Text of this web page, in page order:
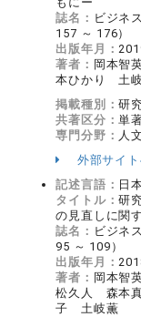
誌名： ビジネ
157 ～ 176）
出版年月：
著者： 岡本
本ひかり 土
掲載種別：研
共著区分：単
専門分野： 人
外部サイ
記述言語： 日
タイトル：研
の見直しに関
誌名： ビジネ
95 ～ 109）
出版年月：
著者： 岡本
松久人 森本
子 土岐薫